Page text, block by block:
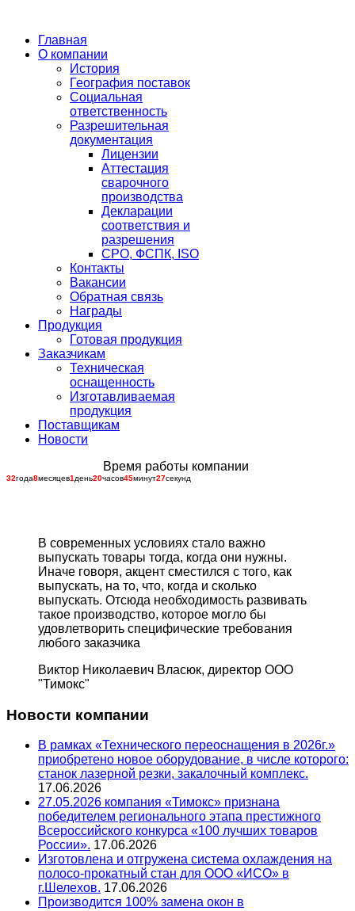
Главная
О компании
История
География поставок
Социальная
ответственность
Разрешительная
документация
Лицензии
Аттестация
сварочного
производства
Декларации
соответствия и
разрешения
СРО, ФСПК, ISO
Контакты
Вакансии
Обратная связь
Награды
Продукция
Готовая продукция
Заказчикам
Техническая
оснащенность
Изготавливаемая
продукция
Поставщикам
Новости
Время работы компании
32года8месяцев1 день20часов45минут27секунд
В современных условиях стало важно
выпускать товары тогда, когда они нужны.
Иначе говоря, акцент сместился с того, как
выпускать, на то, что, когда и сколько
выпускать. Отсюда необходимость развивать
такое производство, которое могло бы
удовлетворить специфические требования
любого заказчика
Виктор Николаевич Власюк, директор ООО
"Тимокс"
Новости компании
В рамках «Технического переоснащения в 2026г.»
приобретено новое оборудование, в числе которого:
станок лазерной резки, закалочный комплекс.
17.06.2026
27.05.2026 компания «Тимокс» признана
победителем регионального этапа престижного
Всероссийского конкурса «100 лучших товаров
России». 17.06.2026
Изготовлена и отгружена система охлаждения на
полосо-прокатный стан для ООО «ИСО» в
г.Шелехов. 17.06.2026
Производится 100% замена окон в